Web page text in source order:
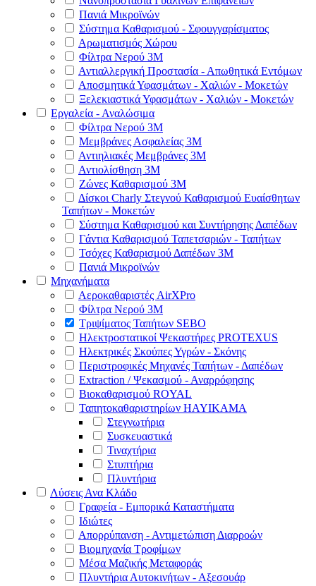
Πανιά Μικροϊνών
Σύστημα Καθαρισμού - Σφουγγαρίσματος
Αρωματισμός Χώρου
Φίλτρα Νερού 3Μ
Αντιαλλεργική Προστασία - Απωθητικά Εντόμων
Αποσμητικά Υφασμάτων - Χαλιών - Μοκετών
Ξελεκιαστικά Υφασμάτων - Χαλιών - Μοκετών
Εργαλεία - Αναλώσιμα
Φίλτρα Νερού 3Μ
Μεμβράνες Ασφαλείας 3Μ
Αντιηλιακές Μεμβράνες 3Μ
Αντιολίσθηση 3Μ
Ζώνες Καθαρισμού 3Μ
Δίσκοι Charly Στεγνού Καθαρισμού Ευαίσθητων
Ταπήτων - Μοκετών
Σύστημα Καθαρισμού και Συντήρησης Δαπέδων
Γάντια Καθαρισμού Ταπετσαριών - Ταπήτων
Τσόχες Καθαρισμού Δαπέδων 3Μ
Πανιά Μικροϊνών
Μηχανήματα
Αεροκαθαριστές AirXPro
Φίλτρα Νερού 3M
Τριψίματος Ταπήτων SEBO
Ηλεκτροστατικοί Ψεκαστήρες PROTEXUS
Ηλεκτρικές Σκούπες Υγρών - Σκόνης
Περιστροφικές Μηχανές Ταπήτων - Δαπέδων
Extraction / Ψεκασμού - Αναρρόφησης
Βιοκαθαρισμού ROYAL
Ταπητοκαθαριστηρίων HAYIKAMA
Στεγνωτήρια
Συσκευαστικά
Τιναχτήρια
Στυπτήρια
Πλυντήρια
Λύσεις Ανα Κλάδο
Γραφεία - Εμπορικά Καταστήματα
Ιδιώτες
Απορρύπανση - Αντιμετώπιση Διαρροών
Βιομηχανία Τροφίμων
Μέσα Μαζικής Μεταφοράς
Πλυντήρια Αυτοκινήτων - Αξεσουάρ